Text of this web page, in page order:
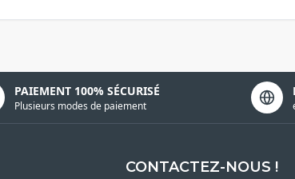
PAIEMENT 100% SÉCURISÉ
Plusieurs modes de paiement
CONTACTEZ-NOUS !